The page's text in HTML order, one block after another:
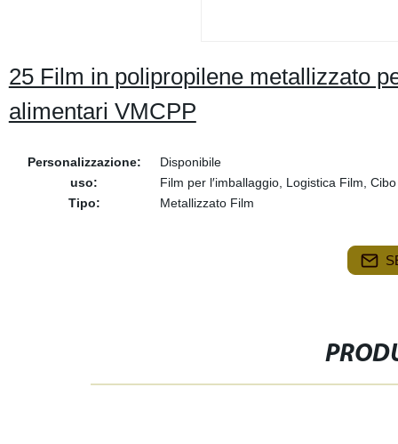
25 Film in polipropilene metallizzato
alimentari VMCPP
Personalizzazione:
Disponibile
uso:
Film per l′imballaggio, Logistica Film,
Tipo:
Metallizzato Film